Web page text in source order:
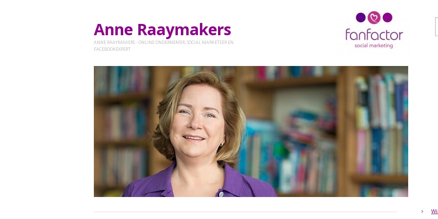
Anne Raaymakers
ANNE RAAYMAKERS - ONLINE ONDERNEMER, SOCIAL MARKETEER EN
FACEBOOKEXPERT